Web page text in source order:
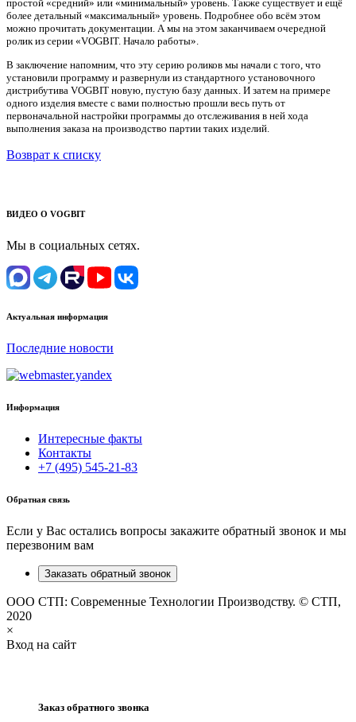
простой «средний» или «минимальный» уровень. Также существует и ещё
более детальный «максимальный» уровень. Подробнее обо всём этом
можно прочитать документации. А мы на этом заканчиваем очередной
ролик из серии «VOGBIT. Начало работы».
В заключение напомним, что эту серию роликов мы начали с того, что
установили программу и развернули из стандартного установочного
дистрибутива VOGBIT новую, пустую базу данных. И затем на примере
одного изделия вместе с вами полностью прошли весь путь от
первоначальной настройки программы до отслеживания в ней хода
выполнения заказа на производство партии таких изделий.
Возврат к списку
ВИДЕО О VOGBIT
Мы в социальных сетях.
Актуальная информация
Последние новости
Информация
Интересные факты
Контакты
+7 (495) 545-21-83
Обратная связь
Если у Вас остались вопросы закажите обратный звонок и мы
перезвоним вам
Заказать обратный звонок
ООО СТП: Современные Технологии Производству. © СТП,
2020
×
Вход на сайт
Заказ обратного звонка